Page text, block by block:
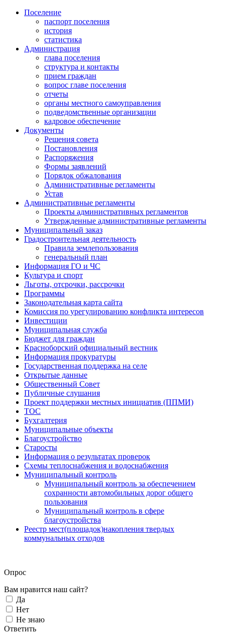
Поселение
паспорт поселения
история
статистика
Администрация
глава поселения
структура и контакты
прием граждан
вопрос главе поселения
отчеты
органы местного самоуправления
подведомственные организации
кадровое обеспечение
Документы
Решения совета
Постановления
Распоряжения
Формы заявлений
Порядок обжалования
Административные регламенты
Устав
Административные регламенты
Проекты административных регламентов
Утвержденные административные регламенты
Муниципальный заказ
Градостроительная деятельность
Правила землепользования
генеральный план
Информация ГО и ЧС
Культура и спорт
Льготы, отсрочки, рассрочки
Программы
Законодательная карта сайта
Комиссия по урегулированию конфликта интересов
Инвестиции
Муниципальная служба
Бюджет для граждан
Красноборский официальный вестник
Информация прокуратуры
Государственная поддержка на селе
Открытые данные
Общественный Совет
Публичные слушания
Проект поддержки местных инициатив (ППМИ)
ТОС
Бухгалтерия
Муниципальные объекты
Благоустройство
Старосты
Информация о результатах проверок
Схемы теплоснабжения и водоснабжения
Муниципальный контроль
Муниципальный контроль за обеспечением
сохранности автомобильных дорог общего
пользования
Муниципальный контроль в сфере
благоустройства
Реестр мест(площадок)накопления твердых
коммунальных отходов
Опрос
Вам нравится наш сайт?
Да
Нет
Не знаю
Ответить